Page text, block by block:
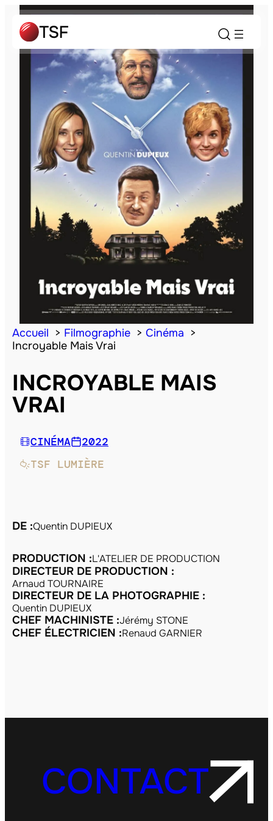
Accueil Filmographie
Cinéma
Incroyable Mais Vrai
INCROYABLE MAIS
VRAI
CINÉMA
2022
TSF LUMIÈRE
DE :Quentin DUPIEUX
PRODUCTION :L'ATELIER DE PRODUCTION
DIRECTEUR DE PRODUCTION :
Arnaud TOURNAIRE
DIRECTEUR DE LA PHOTOGRAPHIE :
Quentin DUPIEUX
CHEF MACHINISTE :Jérémy STONE
CHEF ÉLECTRICIEN :Renaud GARNIER
CONTACT